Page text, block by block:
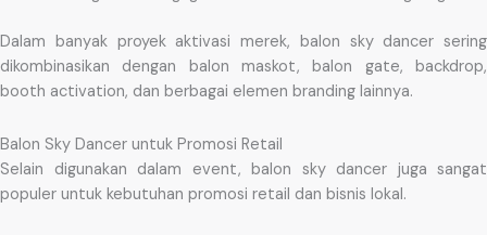
Dalam banyak proyek aktivasi merek, balon sky dancer sering
dikombinasikan dengan balon maskot, balon gate, backdrop,
booth activation, dan berbagai elemen branding lainnya.
Balon Sky Dancer untuk Promosi Retail
Selain digunakan dalam event, balon sky dancer juga sangat
populer untuk kebutuhan promosi retail dan bisnis lokal.